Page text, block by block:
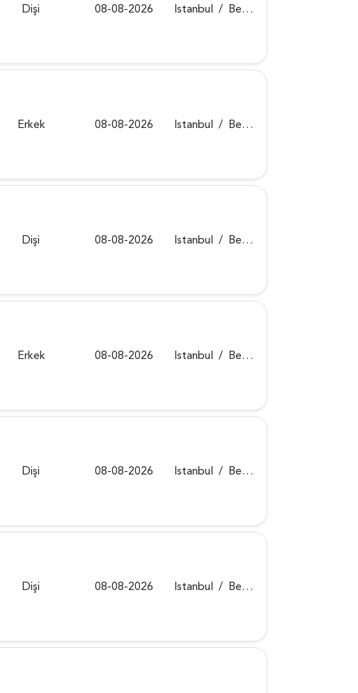
Dişi 08-08-2026 Istanbul / Beykoz
Erkek 08-08-2026 Istanbul / Beykoz
Dişi 08-08-2026 Istanbul / Beykoz
Erkek 08-08-2026 Istanbul / Beykoz
Dişi 08-08-2026 Istanbul / Beykoz
Dişi 08-08-2026 Istanbul / Beykoz